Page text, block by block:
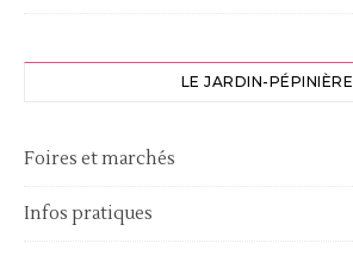
LE JARDIN-PÉPINIÈRE
Foires et marchés
Infos pratiques